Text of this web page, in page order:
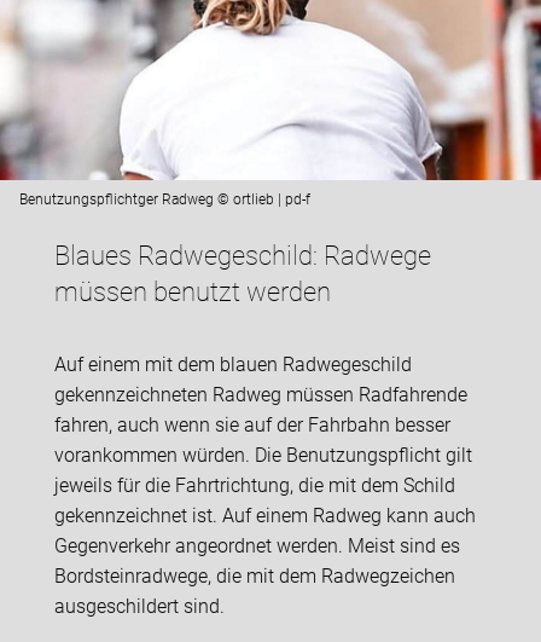
Benutzungspflichtger Radweg © ortlieb | pd-f
Blaues Radwegeschild: Radwege
müssen benutzt werden
Auf einem mit dem blauen Radwegeschild
gekennzeichneten Radweg müssen Radfahrende
fahren, auch wenn sie auf der Fahrbahn besser
vorankommen würden. Die Benutzungspflicht gilt
jeweils für die Fahrtrichtung, die mit dem Schild
gekennzeichnet ist. Auf einem Radweg kann auch
Gegenverkehr angeordnet werden. Meist sind es
Bordsteinradwege, die mit dem Radwegzeichen
ausgeschildert sind.